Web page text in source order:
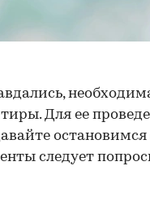
Для ее
остановимся
следует